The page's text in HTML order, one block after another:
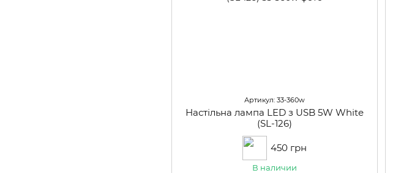
Артикул: 33-360w
Настільна лампа LED з USB 5W White
(SL-126)
450 грн
В наличии